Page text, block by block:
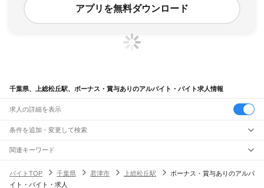
アプリを無料ダウンロード
千葉県、上総松丘駅、ボーナス・賞与ありのアルバイト・バイト求人情報
求人の詳細を表示
条件を追加・変更して検索
市区町村を追加・変更
千葉県すべて
千葉市 すべて
駅を追加・変更
関連キーワード
バイトTOP
千葉県 君津市 上総松丘駅
ボーナス・賞与ありのアルバ
イト・バイト・求人